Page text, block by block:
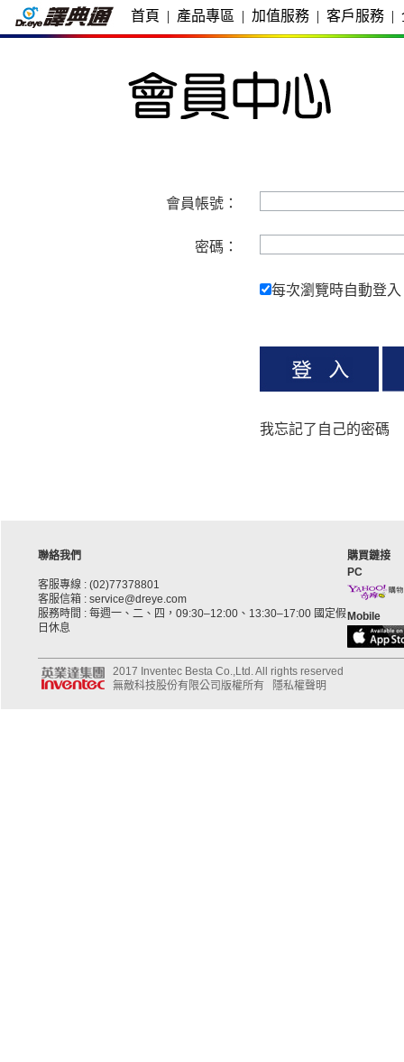
首頁 | 產品專區 | 加值服務 | 客戶服務 |
會員帳號：
密碼：
每次瀏覽時自動登入
我忘記了自己的密碼
聯絡我們
客服專線 : (02)77378801
客服信箱 : service@dreye.com
服務時間 : 每週一、二、四，09:30–12:00、13:30–17:00 國定假
日休息
購買鏈接
PC
Mobile
2017 Inventec Besta Co.,Ltd. All rights reserved
無敵科技股份有限公司版權所有
隱私權聲明